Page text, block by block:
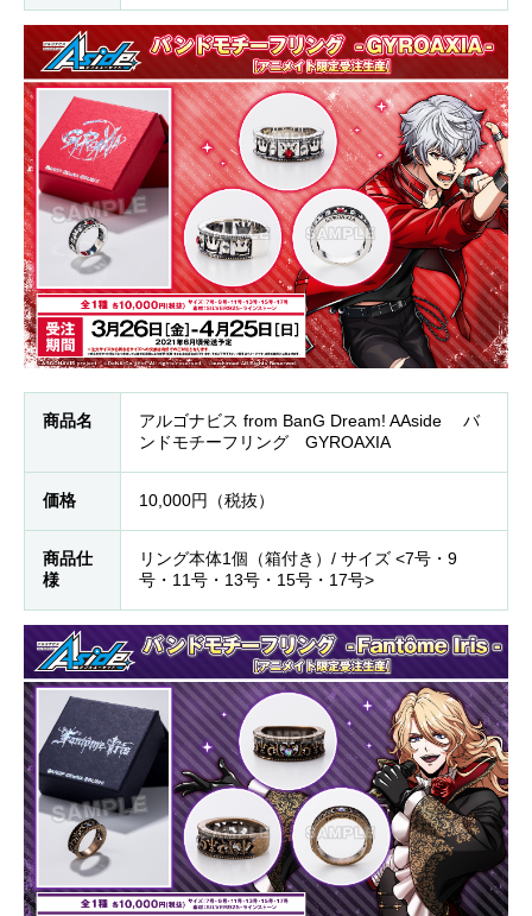
商品名
アルゴナビス from BanG Dream! AAside バ
ンドモチーフリング GYROAXIA
価格 10,000円（税抜）
商品仕
様
リング本体1個（箱付き）/ サイズ <7号・9
号・11号・13号・15号・17号>